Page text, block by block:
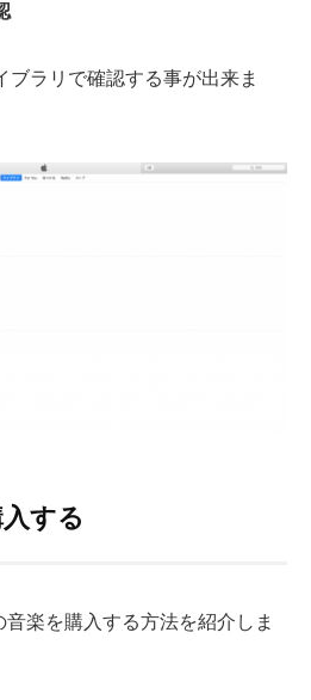
ブラリで確認する事が出来ま
する
楽を購入する方法を紹介しま